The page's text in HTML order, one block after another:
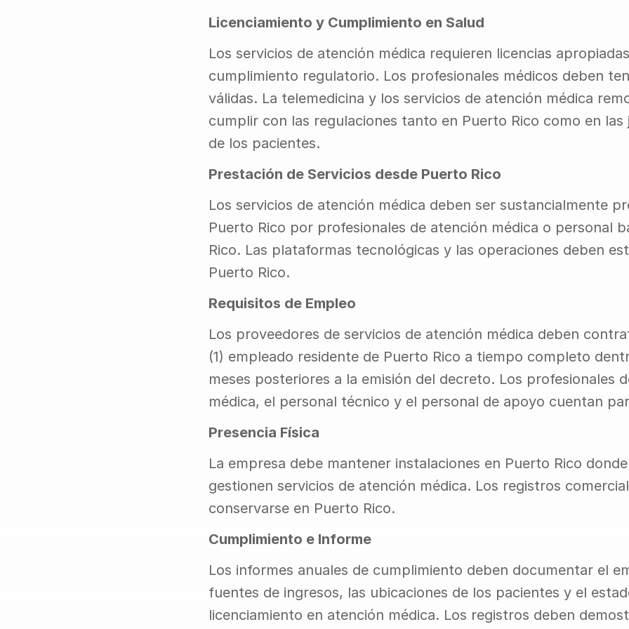
Licenciamiento y Cumplimiento en Salud
Los servicios de atención médica requieren licencias
cumplimiento regulatorio. Los profesionales médicos deben
válidas. La telemedicina y los servicios de atención médica
cumplir con las regulaciones tanto en Puerto Rico como en las
de los pacientes.
Prestación de Servicios desde Puerto Rico
Los servicios de atención médica deben ser sustancialmente
Puerto Rico por profesionales de atención médica o personal
Rico. Las plataformas tecnológicas y las operaciones deben
Puerto Rico.
Requisitos de Empleo
Los proveedores de servicios de atención médica deben
(1) empleado residente de Puerto Rico a tiempo completo
meses posteriores a la emisión del decreto. Los profesionales
médica, el personal técnico y el personal de apoyo cuentan
Presencia Física
La empresa debe mantener instalaciones en Puerto Rico
gestionen servicios de atención médica. Los registros
conservarse en Puerto Rico.
Cumplimiento e Informe
Los informes anuales de cumplimiento deben documentar el
fuentes de ingresos, las ubicaciones de los pacientes y el
licenciamiento en atención médica. Los registros deben